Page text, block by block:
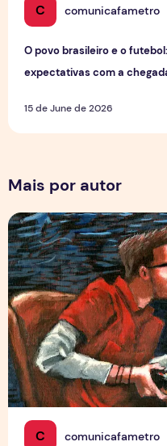
C comunicafametro
O povo brasileiro e o
expectativas com a
15 de June de 2026
Mais por autor
C comunicafametro
Por Trás dos Pixels